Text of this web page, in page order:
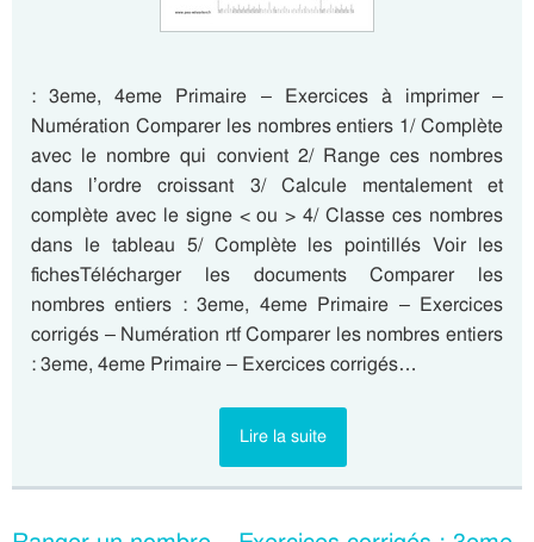
: 3eme, 4eme Primaire – Exercices à imprimer –
Numération Comparer les nombres entiers 1/ Complète
avec le nombre qui convient 2/ Range ces nombres
dans l’ordre croissant 3/ Calcule mentalement et
complète avec le signe < ou > 4/ Classe ces nombres
dans le tableau 5/ Complète les pointillés Voir les
fichesTélécharger les documents Comparer les
nombres entiers : 3eme, 4eme Primaire – Exercices
corrigés – Numération rtf Comparer les nombres entiers
: 3eme, 4eme Primaire – Exercices corrigés…
Lire la suite